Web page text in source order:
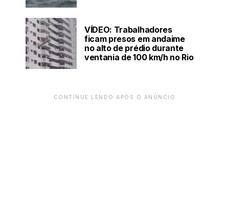
VÍDEO: Trabalhadores
ficam presos em andaime
no alto de prédio durante
ventania de 100 km/h no Rio
CONTINUE LENDO APÓS O ANÚNCIO